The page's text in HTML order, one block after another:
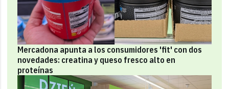
Mercadona apunta a los consumidores 'fit' con dos
novedades: creatina y queso fresco alto en
proteínas